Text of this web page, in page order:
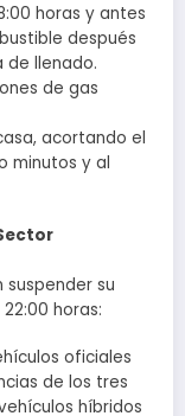
horas y antes
después
de llenado.
de gas
acortando el
minutos y al
su
horas:
oficiales
de los tres
híbridos